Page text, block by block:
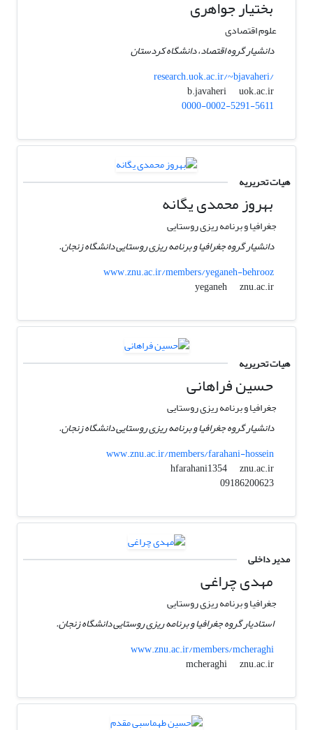
بختیار جواهری
علوم اقتصادی
دانشیار گروه اقتصاد، دانشگاه کردستان
research.uok.ac.ir/~bjavaheri/
b.javaheri
uok.ac.ir
0000-0002-5291-5611
هیات تحریریه
بهروز محمدی یگانه
جغرافیا و برنامه ریزی روستایی
دانشیار گروه جغرافیا و برنامه ریزی روستایی دانشگاه زنجان.
www.znu.ac.ir/members/yeganeh-behrooz
yeganeh
znu.ac.ir
هیات تحریریه
حسین فراهانی
جغرافیا و برنامه ریزی روستایی
دانشیار گروه جغرافیا و برنامه ریزی روستایی دانشگاه زنجان.
www.znu.ac.ir/members/farahani-hossein
hfarahani1354
znu.ac.ir
09186200623
مدیر داخلی
مهدی چراغی
جغرافیا و برنامه ریزی روستایی
استادیار گروه جغرافیا و برنامه ریزی روستایی دانشگاه زنجان.
www.znu.ac.ir/members/mcheraghi
mcheraghi
znu.ac.ir